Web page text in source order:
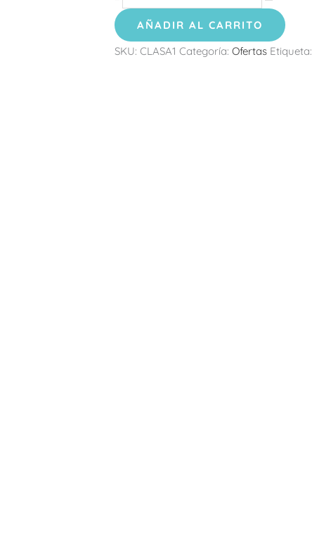
AÑADIR AL CARRITO
SKU: CLASA1 Categoría: Ofertas Etiqueta: